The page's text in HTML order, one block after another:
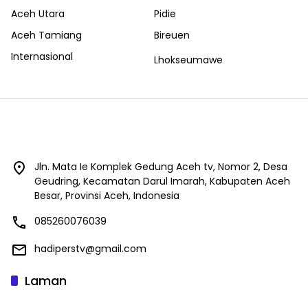
Aceh Utara
Pidie
Aceh Tamiang
Bireuen
Internasional
Lhokseumawe
Jln. Mata Ie Komplek Gedung Aceh tv, Nomor 2, Desa
Geudring, Kecamatan Darul Imarah, Kabupaten Aceh
Besar, Provinsi Aceh, Indonesia
085260076039
hadiperstv@gmail.com
Laman